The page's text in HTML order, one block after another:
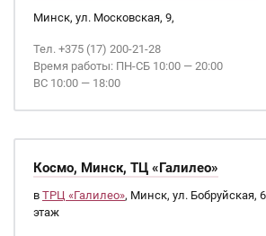
Минск, ул. Московская, 9,
Тел. +375 (17) 200-21-28
Время работы: ПН-СБ 10:00 — 20:00
ВС 10:00 — 18:00
Космо, Минск, ТЦ «Галилео»
в ТРЦ «Галилео», Минск, ул. Бобруйская,
этаж